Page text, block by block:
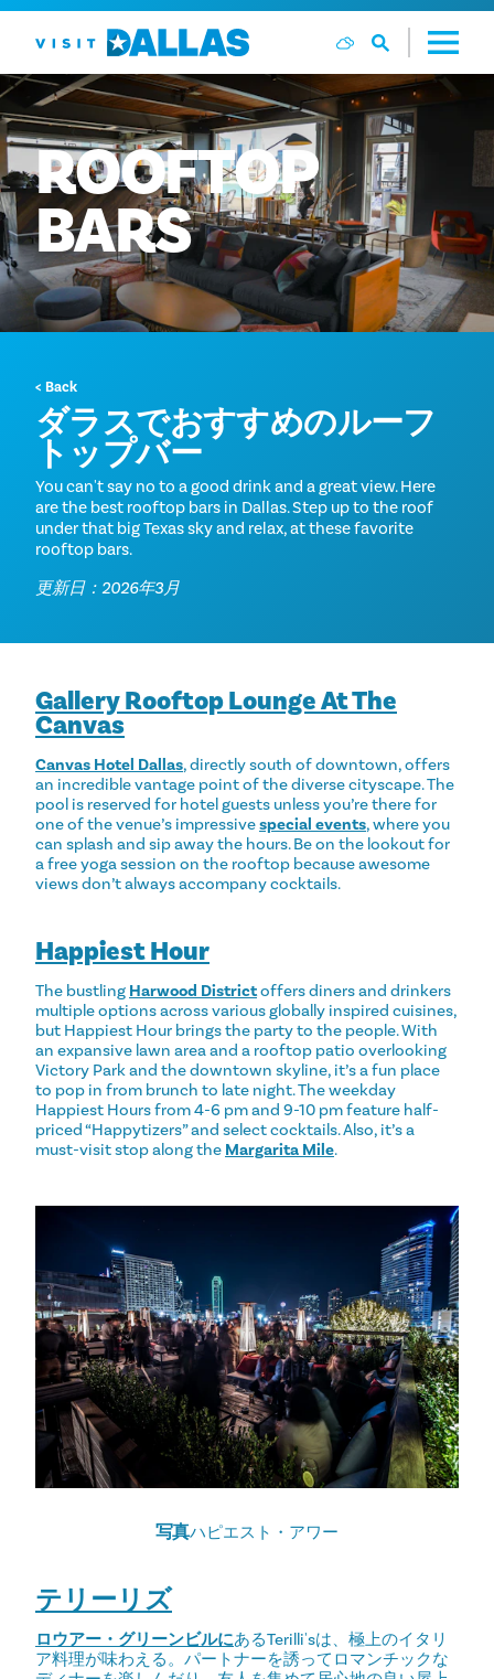
コンテンツへスキップ
ROOFTOP
BARS
< Back
ダラスでおすすめのルーフ
トップバー
You can't say no to a good drink and a great view. Here
are the best rooftop bars in Dallas. Step up to the roof
under that big Texas sky and relax, at these favorite
rooftop bars.
更新日：2026年3月
Gallery Rooftop Lounge At The
Canvas
Canvas Hotel Dallas, directly south of downtown, offers
an incredible vantage point of the diverse cityscape. The
pool is reserved for hotel guests unless you’re there for
one of the venue’s impressivespecial events, where you
can splash and sip away the hours. Be on the lookout for
a free yoga session on the rooftop because awesome
views don’t always accompany cocktails.
Happiest Hour
The bustling Harwood Districtoffers diners and drinkers
multiple options across various globally inspired cuisines,
but Happiest Hour brings the party to the people. With
an expansive lawn area and a rooftop patio overlooking
Victory Park and the downtown skyline, it’s a fun place
to pop in from brunch to late night. The weekday
Happiest Hours from 4-6 pm and 9-10 pm feature half-
priced “Happytizers” and select cocktails. Also, it’s a
must-visit stop along the Margarita Mile.
写真ハピエスト・アワー
テリーリズ
ロウアー・グリーンビルにあるTerilli'sは、極上のイタリ
ア料理が味わえる。パートナーを誘ってロマンチックな